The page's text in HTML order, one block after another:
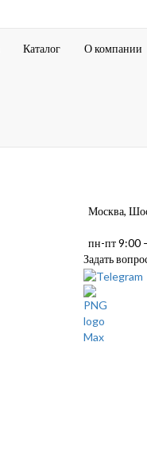
Каталог О компании
Москва,
пн-пт 9:00
Задать